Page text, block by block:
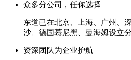
众多分公司，任你选择
东道已在北京、上海、广州、
沙、德国慕尼黑、曼海姆设立分
资深团队为企业护航